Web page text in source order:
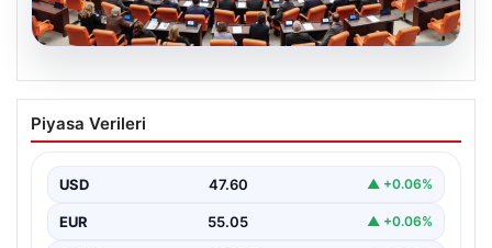
Önce Tasfiye, Sonra Suçlara Erteleme:
10 Maddede Yeni Süreç Yasası
Güvenlik alanındaki önemli gelişmelerden biri olarak,
yasa…
Piyasa Verileri
USD 47.60 ▲ +0.06%
EUR 55.05 ▲ +0.06%